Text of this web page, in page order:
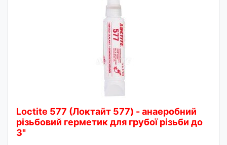
Loctite 577 (Локтайт 577) - анаеробний
різьбовий герметик для грубої різьби до
3"